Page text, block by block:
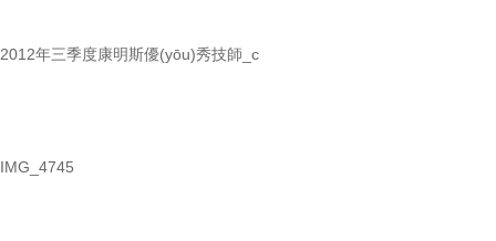
2012年三季度康明斯優(yōu)秀技師_c
IMG_4745